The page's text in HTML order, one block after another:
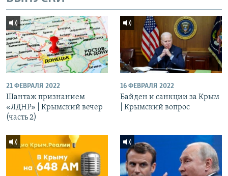
21 ФЕВРАЛЯ 2022
Шантаж признанием
«ЛДНР» | Крымский вечер
(часть 2)
16 ФЕВРАЛЯ 2022
Байден и санкции за Крым
| Крымский вопрос